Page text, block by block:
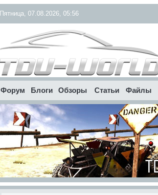
Пятница, 07.08.2026, 05:56
Форум Блоги Обзоры Статьи Файлы